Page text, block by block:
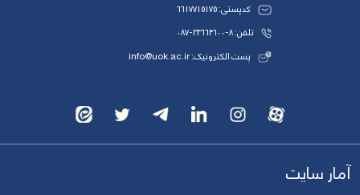
کدپستی: 6617715175
تلفن: 8-33664600-087
پست الکترونیک: info@uok.ac.ir
آمار سایت